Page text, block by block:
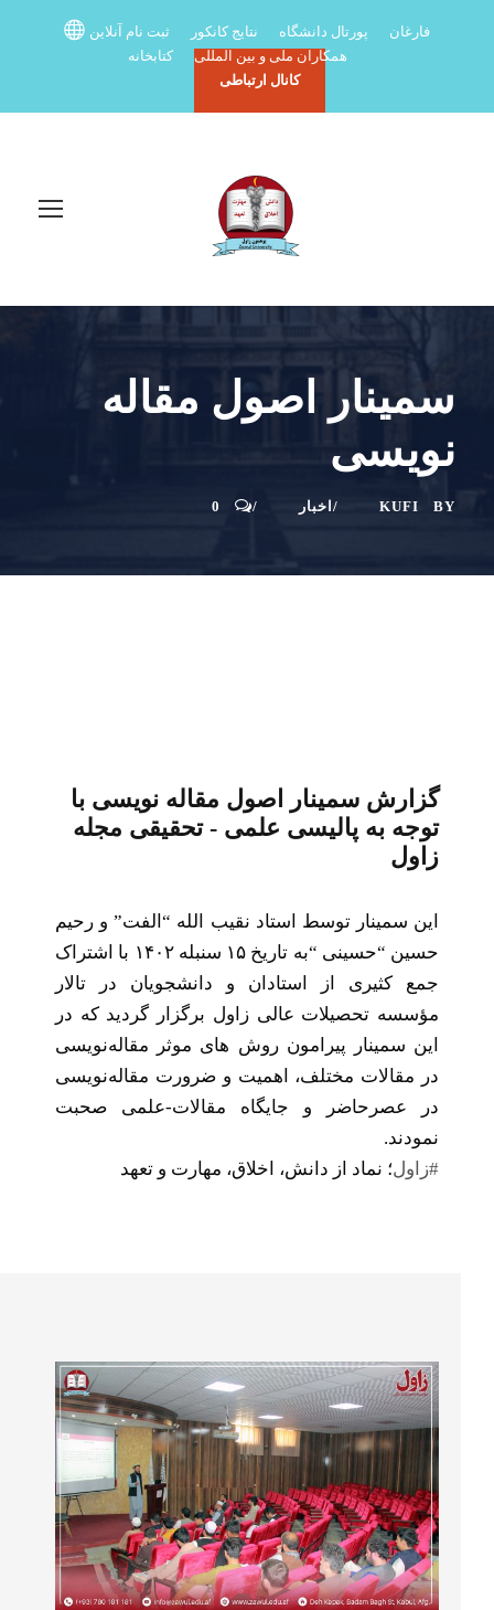
ثبت نام آنلاین نتایج کانکور پورتال دانشگاه
فارغان
کتابخانه
همکاران ملی و بین المللی
کانال ارتباطی
سمینار اصول مقاله
نویسی
KUFI اخبار 0
گزارش سمینار اصول مقاله نویسی با
توجه به پالیسی علمی - تحقیقی مجله
زاول
این سمینار توسط استاد نقیب الله “الفت” و رحیم
حسین “حسینی “به تاریخ ۱۵ سنبله ۱۴۰۲ با اشتراک
جمع کثیری از استادان و دانشجویان در تالار
مؤسسه تحصیلات عالی زاول برگزار گردید که در
این سمینار پیرامون روش های موثر مقاله‌نویسی
در مقالات مختلف، اهمیت و ضرورت مقاله‌نویسی
در عصر‌حاضر و جایگاه مقالات-علمی صحبت
نمودند.
#زاول؛ نماد از دانش، اخلاق، مهارت و تعهد